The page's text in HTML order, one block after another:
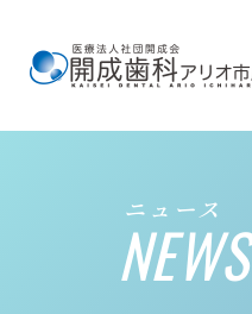
ニュース
NEWS